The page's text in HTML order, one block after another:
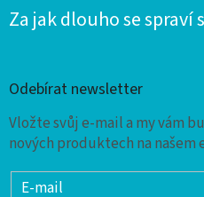
Za jak dlouho se spraví
Odebírat newsletter
Vložte svůj e-mail a my vám
nových produktech na našem
E-mail